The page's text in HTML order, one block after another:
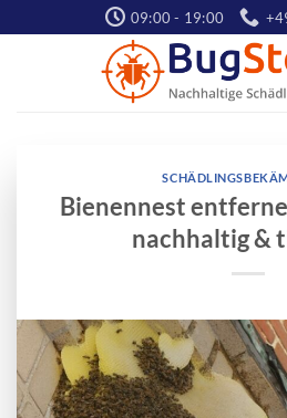
Inhalt
09:00 - 19:00
Bienennest
nachhaltig &